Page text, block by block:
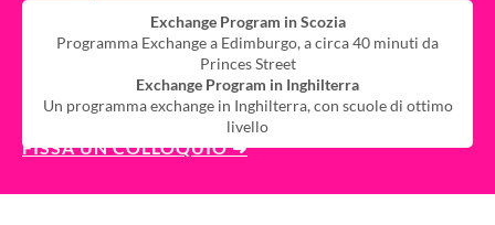
Exchange Program in Scozia
Programma Exchange a Edimburgo, a circa 40 minuti da
Princes Street
Exchange Program in Inghilterra
Un programma exchange in Inghilterra, con scuole di ottimo
livello
FISSA UN COLLOQUIO ➜